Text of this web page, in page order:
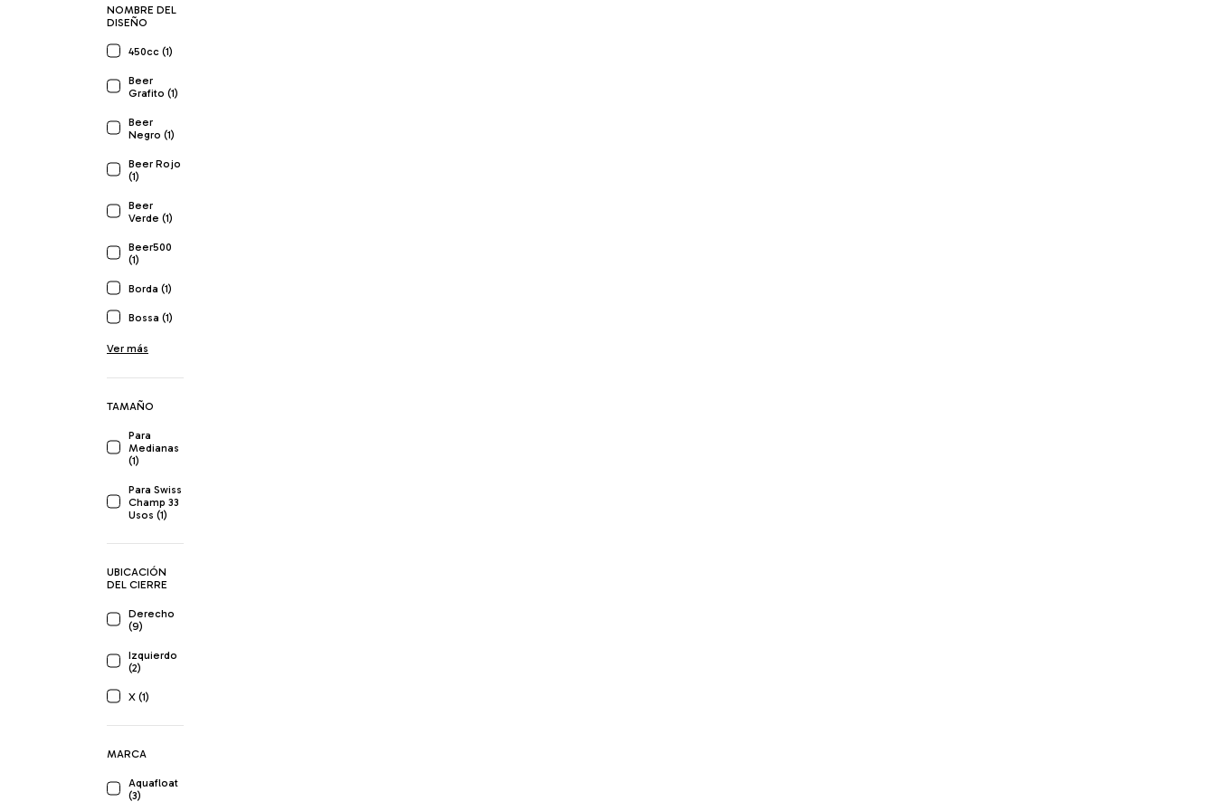
NOMBRE DEL
DISEÑO
450cc (1)
Beer
Grafito (1)
Beer
Negro (1)
Beer Rojo
(1)
Beer
Verde (1)
Beer500
(1)
Borda (1)
Bossa (1)
Ver más
TAMAÑO
Para
Medianas
(1)
Para Swiss
Champ 33
Usos (1)
UBICACIÓN
DEL CIERRE
Derecho
(9)
Izquierdo
(2)
X (1)
MARCA
Aquafloat
(3)